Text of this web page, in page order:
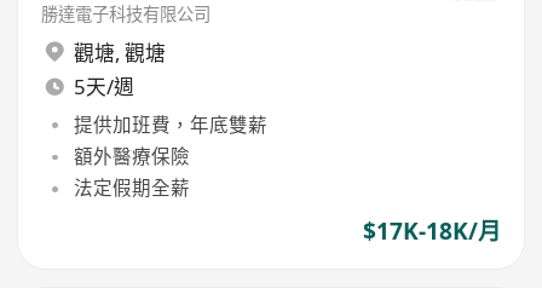
勝達電子科技有限公司
觀塘, 觀塘
5天/週
提供加班費，年底雙薪
額外醫療保險
法定假期全薪
$17K-18K/月